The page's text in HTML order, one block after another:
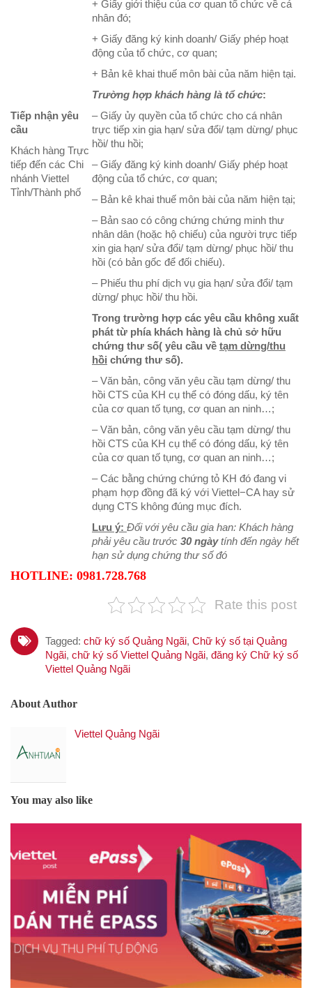
Tiếp nhận yêu
cầu
Khách hàng Trực
tiếp đến các Chi
nhánh Viettel
Tỉnh/Thành phố
+ Giấy giới thiệu của cơ quan tổ chức về cá
nhân đó;
+ Giấy đăng ký kinh doanh/ Giấy phép hoạt
động của tổ chức, cơ quan;
+ Bản kê khai thuế môn bài của năm hiện tại.
Trường hợp khách hàng là tổ chức:
– Giấy ủy quyền của tổ chức cho cá nhân
trực tiếp xin gia hạn/ sửa đổi/ tạm dừng/ phục
hồi/ thu hồi;
– Giấy đăng ký kinh doanh/ Giấy phép hoạt
động của tổ chức, cơ quan;
– Bản kê khai thuế môn bài của năm hiện tại;
– Bản sao có công chứng chứng minh thư
nhân dân (hoặc hộ chiếu) của người trực tiếp
xin gia hạn/ sửa đổi/ tạm dừng/ phục hồi/ thu
hồi (có bản gốc để đối chiếu).
– Phiếu thu phí dịch vụ gia hạn/ sửa đổi/ tạm
dừng/ phục hồi/ thu hồi.
Trong trường hợp các yêu cầu không xuất
phát từ phía khách hàng là chủ sở hữu
chứng thư số( yêu cầu về tạm dừng/thu
hồi chứng thư số).
– Văn bản, công văn yêu cầu tạm dừng/ thu
hồi CTS của KH cụ thể có đóng dấu, ký tên
của cơ quan tố tụng, cơ quan an ninh…;
– Văn bản, công văn yêu cầu tạm dừng/ thu
hồi CTS của KH cụ thể có đóng dấu, ký tên
của cơ quan tố tụng, cơ quan an ninh…;
– Các bằng chứng chứng tỏ KH đó đang vi
phạm hợp đồng đã ký với Viettel−CA hay sử
dụng CTS không đúng mục đích.
Lưu ý: Đối với yêu cầu gia han: Khách hàng
phải yêu cầu trước 30 ngàytính đến ngày hết
hạn sử dụng chứng thư số đó
HOTLINE: 0981.728.768
Rate this post
Tagged: chữ ký số Quảng Ngãi, Chữ ký số tại Quảng
Ngãi, chữ ký số Viettel Quảng Ngãi, đăng ký Chữ ký số
Viettel Quảng Ngãi
About Author
Viettel Quảng Ngãi
You may also like